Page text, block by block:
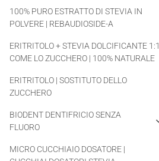
100% PURO ESTRATTO DI STEVIA IN
POLVERE | REBAUDIOSIDE-A
ERITRITOLO + STEVIA DOLCIFICANTE 1:1
COME LO ZUCCHERO | 100% NATURALE
ERITRITOLO | SOSTITUTO DELLO
ZUCCHERO
BIODENT DENTIFRICIO SENZA
FLUORO
MICRO CUCCHIAIO DOSATORE |